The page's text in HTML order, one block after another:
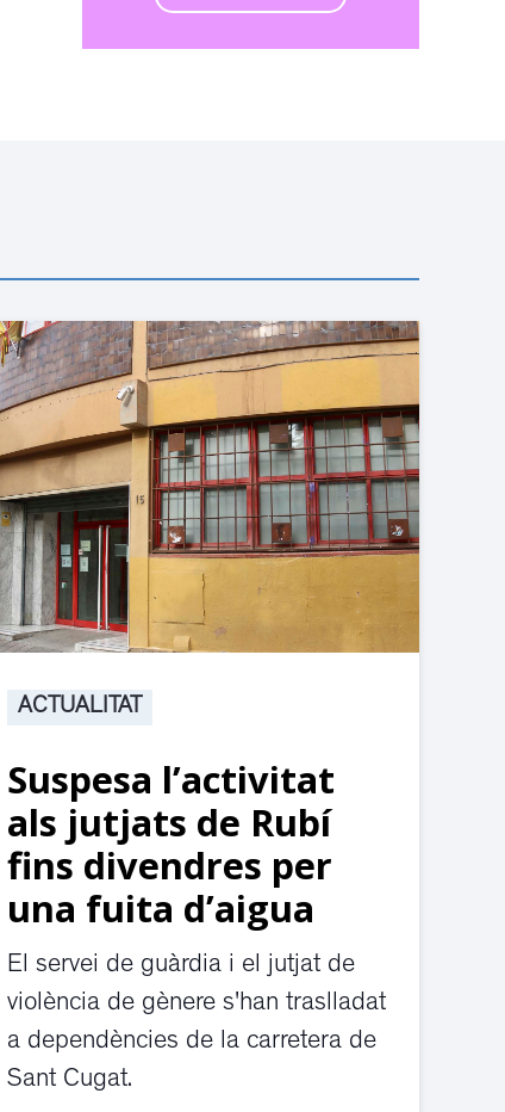
ACTUALITAT
Suspesa l’activitat
als jutjats de Rubí
fins divendres per
una fuita d’aigua
El servei de guàrdia i el jutjat de
violència de gènere s'han traslladat
a dependències de la carretera de
Sant Cugat.